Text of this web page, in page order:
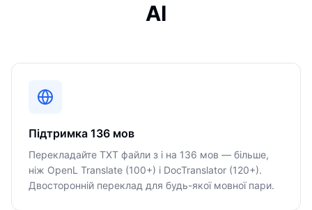
AI
Підтримка 136 мов
Перекладайте TXT файли з і на 136 мов — більше,
ніж OpenL Translate (100+) і DocTranslator (120+).
Двосторонній переклад для будь-якої мовної пари.